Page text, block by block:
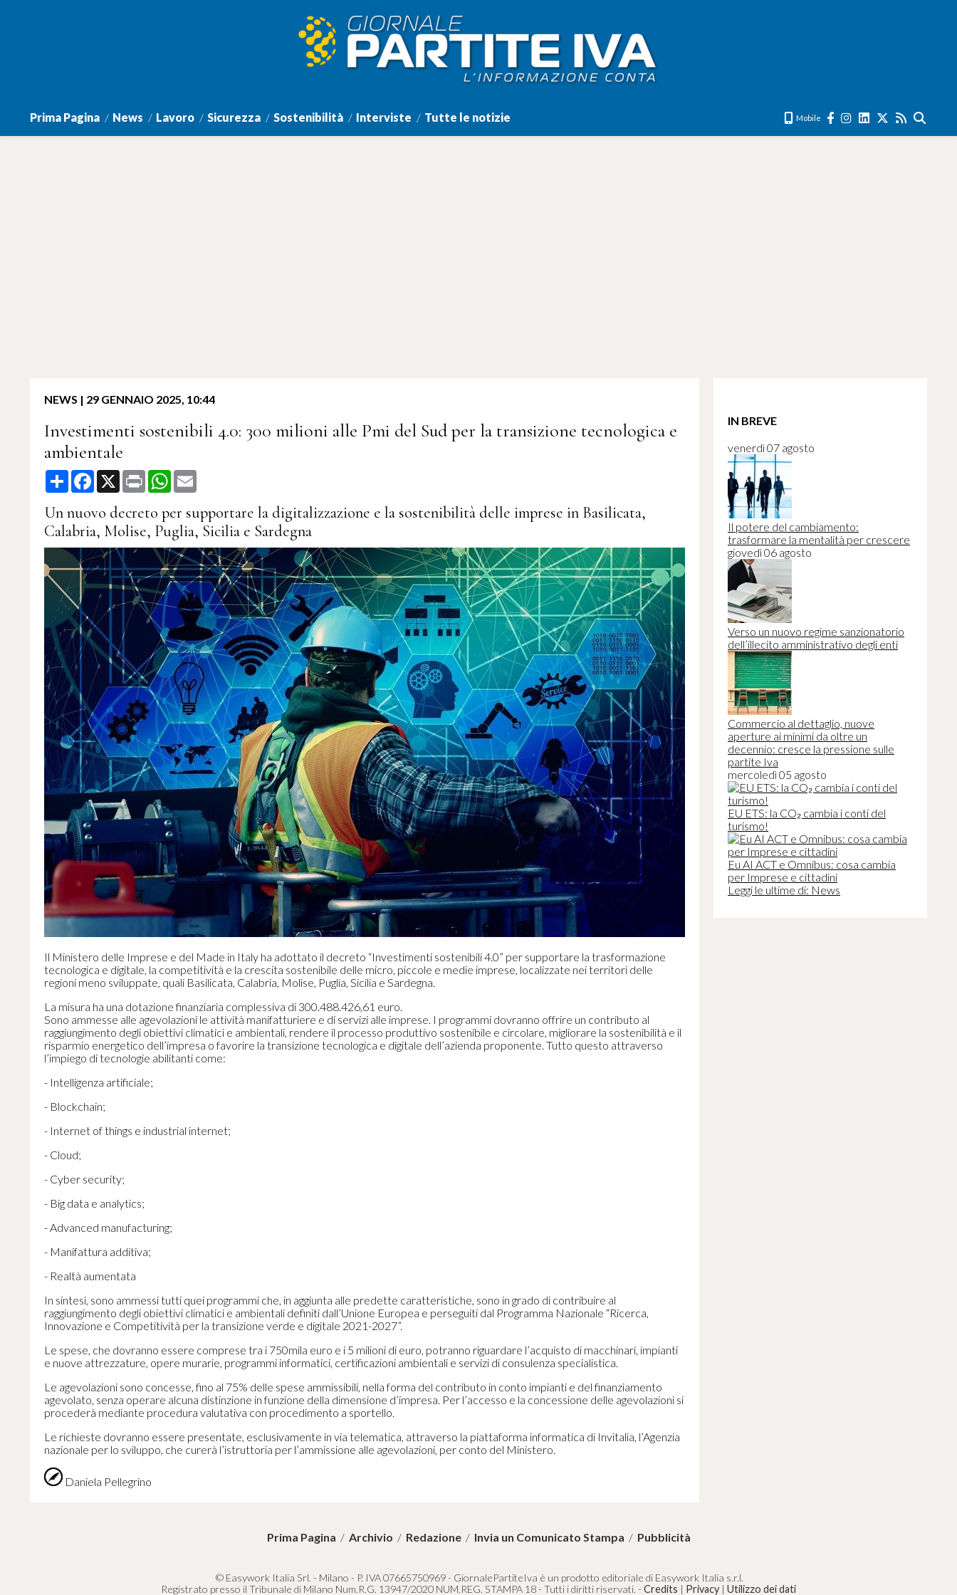
Prima Pagina News Lavoro Sicurezza Sostenibilità Interviste Tutte le notizie Mobile
NEWS | 29 GENNAIO 2025, 10:44
Investimenti sostenibili 4.0: 300 milioni alle Pmi del Sud per la transizione tecnologica e
ambientale
Share Facebook
X Print WhatsApp
Un nuovo decreto per supportare la digitalizzazione e la sostenibilità delle imprese in Basilicata,
Calabria, Molise, Puglia, Sicilia e Sardegna
Il Ministero delle Imprese e del Made in Italy ha adottato il decreto “Investimenti sostenibili 4.0” per supportare la trasformazione
tecnologica e digitale, la competitività e la crescita sostenibile delle micro, piccole e medie imprese, localizzate nei territori delle
regioni meno sviluppate, quali Basilicata, Calabria, Molise, Puglia, Sicilia e Sardegna.
La misura ha una dotazione finanziaria complessiva di 300.488.426,61 euro.
Sono ammesse alle agevolazioni le attività manifatturiere e di servizi alle imprese. I programmi dovranno offrire un contributo al
raggiungimento degli obiettivi climatici e ambientali, rendere il processo produttivo sostenibile e circolare, migliorare la sostenibilità e il
risparmio energetico dell’impresa o favorire la transizione tecnologica e digitale dell’azienda proponente. Tutto questo attraverso
l’impiego di tecnologie abilitanti come:
- Intelligenza artificiale;
- Blockchain;
- Internet of things e industrial internet;
- Cloud;
- Cyber security;
- Big data e analytics;
- Advanced manufacturing;
- Manifattura additiva;
- Realtà aumentata
In sintesi, sono ammessi tutti quei programmi che, in aggiunta alle predette caratteristiche, sono in grado di contribuire al
raggiungimento degli obiettivi climatici e ambientali definiti dall’Unione Europea e perseguiti dal Programma Nazionale “Ricerca,
Innovazione e Competitività per la transizione verde e digitale 2021-2027”.
Le spese, che dovranno essere comprese tra i 750mila euro e i 5 milioni di euro, potranno riguardare l’acquisto di macchinari, impianti
e nuove attrezzature, opere murarie, programmi informatici, certificazioni ambientali e servizi di consulenza specialistica.
Le agevolazioni sono concesse, fino al 75% delle spese ammissibili, nella forma del contributo in conto impianti e del finanziamento
agevolato, senza operare alcuna distinzione in funzione della dimensione d’impresa. Per l’accesso e la concessione delle agevolazioni si
procederà mediante procedura valutativa con procedimento a sportello.
Le richieste dovranno essere presentate, esclusivamente in via telematica, attraverso la piattaforma informatica di Invitalia, l’Agenzia
nazionale per lo sviluppo, che curerà l’istruttoria per l’ammissione alle agevolazioni, per conto del Ministero.
Daniela Pellegrino
IN BREVE
venerdì 07 agosto
Il potere del cambiamento:
trasformare la mentalità per crescere
giovedì 06 agosto
Verso un nuovo regime sanzionatorio
dell’illecito amministrativo degli enti
Commercio al dettaglio, nuove
aperture ai minimi da oltre un
decennio: cresce la pressione sulle
partite Iva
mercoledì 05 agosto
EU ETS: la CO₂ cambia i conti del
turismo!
Eu AI ACT e Omnibus: cosa cambia
per Imprese e cittadini
Leggi le ultime di: News
Prima Pagina / Archivio / Redazione/ Invia un Comunicato Stampa / Pubblicità
© Easywork Italia Srl. - Milano - P. IVA 07665750969 - GiornalePartiteIva è un prodotto editoriale di Easywork Italia s.r.l.
Registrato presso il Tribunale di Milano Num.R.G. 13947/2020 NUM.REG. STAMPA 18 - Tutti i diritti riservati. - Credits | Privacy | Utilizzo dei dati